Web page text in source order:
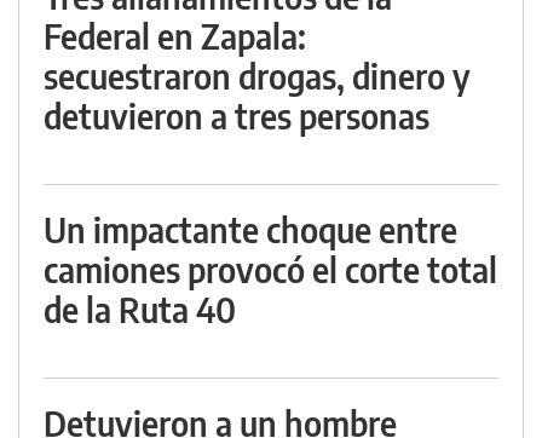
Federal en Zapala:
secuestraron drogas, dinero y
detuvieron a tres personas
Un impactante choque entre
camiones provocó el corte total
de la Ruta 40
Detuvieron a un hombre